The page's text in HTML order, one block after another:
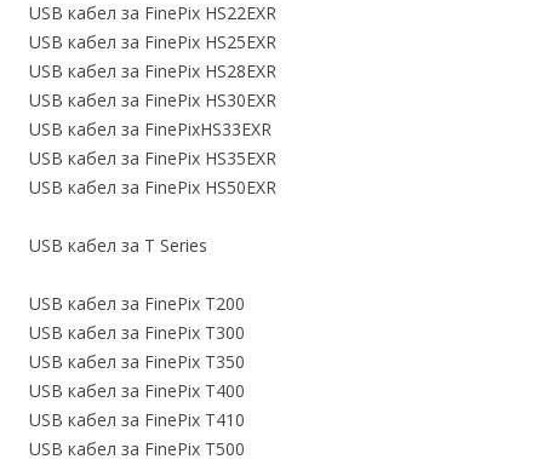
USB кабел за FinePix HS22EXR
USB кабел за FinePix HS25EXR
USB кабел за FinePix HS28EXR
USB кабел за FinePix HS30EXR
USB кабел за FinePixHS33EXR
USB кабел за FinePix HS35EXR
USB кабел за FinePix HS50EXR
USB кабел за T Series
USB кабел за FinePix T200
USB кабел за FinePix T300
USB кабел за FinePix T350
USB кабел за FinePix T400
USB кабел за FinePix T410
USB кабел за FinePix T500